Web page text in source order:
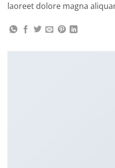
laoreet dolore magna